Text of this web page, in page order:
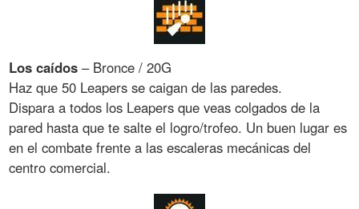
Los caídos – Bronce / 20G
Haz que 50 Leapers se caigan de las paredes.
Dispara a todos los Leapers que veas colgados de la
pared hasta que te salte el logro/trofeo. Un buen lugar es
en el combate frente a las escaleras mecánicas del
centro comercial.